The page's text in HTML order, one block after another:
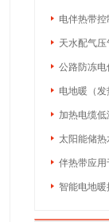
电伴热带
天水配气
公路防冻
电地暖（
加热电缆
太阳能储
伴热带应
智能电地